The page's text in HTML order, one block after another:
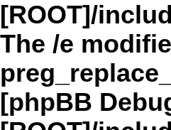
[ROOT]/
The /e
[phpBB